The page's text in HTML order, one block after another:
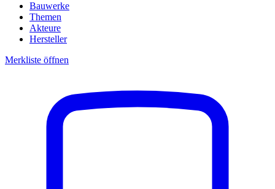
Bauwerke
Themen
Akteure
Hersteller
Merkliste öffnen